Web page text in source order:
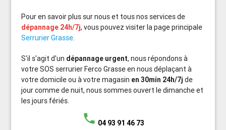
Pour en savoir plus sur nous et tous nos services de
dépannage 24h/7j, vous pouvez visiter la page principale
Serrurier Grasse.
S'il s'agit d'un dépannage urgent, nous répondons à
votre SOS serrurier Ferco Grasse en nous déplaçant à
votre domicile ou à votre magasin en 30min 24h/7j de
jour comme de nuit, nous sommes ouvert le dimanche et
les jours fériés.
phone 04 93 91 46 73